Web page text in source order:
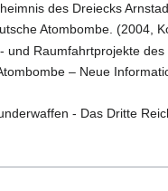
des Dreiecks
Atombombe. (2004,
Raumfahrtprojekte
– Neue
- Das Dritte